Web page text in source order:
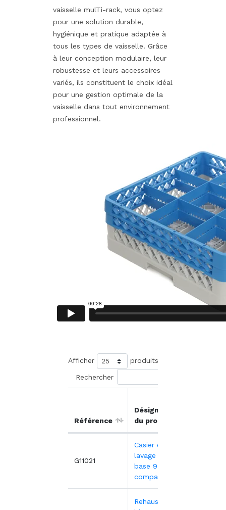
vaisselle mulTi-rack, vous optez
pour une solution durable,
hygiénique et pratique adaptée à
tous les types de vaisselle. Grâce
à leur conception modulaire, leur
robustesse et leurs accessoires
variés, ils constituent le choix idéal
pour une gestion optimale de la
vaisselle dans tout environnement
professionnel.
Afficher produits
Rechercher
Référence
Désignation
du produit
G11021
Casier de
lavage gris -
base 9
compartiments
Rehausse